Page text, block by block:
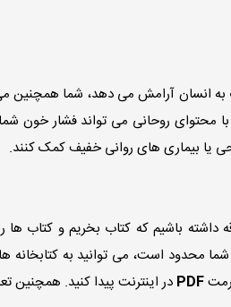
انسان آرامش می دهد، شما همچنین
با محتوای روحانی می تواند فشار
یا بیماری های روانی خفیف کمک کنند.
باشیم که کتاب بخریم و کتاب
محدود است، می توانید به
PDF در اینترنت پیدا کنید. همچنین